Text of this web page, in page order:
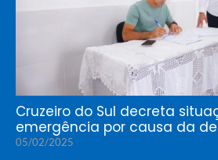
Cruzeiro do Sul decreta
emergência por causa da
05/02/2025